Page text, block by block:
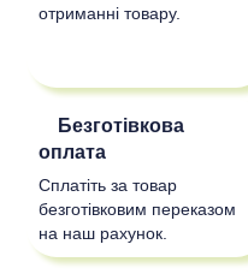
отриманні товару.
Безготівкова
оплата
Сплатіть за товар
безготівковим переказом
на наш рахунок.